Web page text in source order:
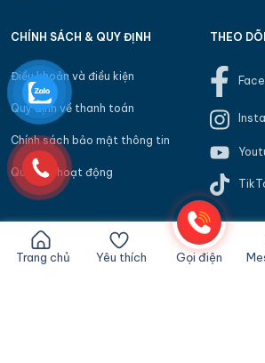
CHÍNH SÁCH & QUY ĐỊNH
Điều khoản và điều kiện
Quy định về thanh toán
Chính sách bảo mật thông tin
Quy chế hoạt động
THEO
Copyright 2021 @ Viva Trip - Bản quyền
Trang chủ Yêu thích Gọi điện